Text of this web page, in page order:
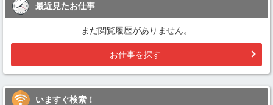
最近見たお仕事
まだ閲覧履歴がありません。
お仕事を探す
いますぐ検索！